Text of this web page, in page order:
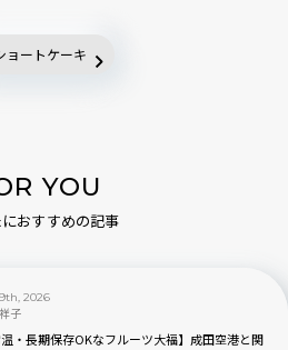
ョートケーキ
YOU
おすすめの記事
2026
子
温・長期保存OKなフルーツ大福】成田空港と関